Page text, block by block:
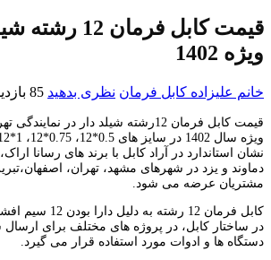
قیمت کابل
ویژه 1402
خانم علیزاده کابل فرمان نظری بدهید 85 بازدید
قیمت کابل فرمان 12رشته شیلد دار در
نشان استاندارد در آراد کابل با برند های رسانا
دماوند و یزد در شهرهای مشهد، تهران،
مشتریان عرضه می شود.
کابل فرمان 12
در ساختار کابل، در پروژه های مختلف برای ارسال
دستگاه ها و ادوات مورد استفاده قرار می گیرد.